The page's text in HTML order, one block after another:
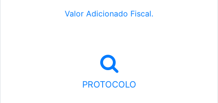
Valor Adicionado Fiscal.
PROTOCOLO